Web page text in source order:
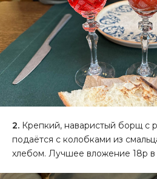
2. Крепкий, наваристый борщ с
подаётся с колобками из
хлебом. Лучшее вложение 18р